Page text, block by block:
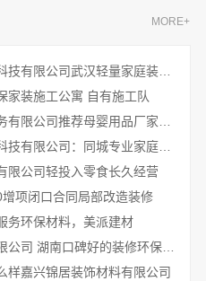
MORE+
本地快装（湖北）科技有限公司武汉轻量家庭装修新房
家装施工公寓 自有施工队
嘉兴绿色之家建材科技有限公司：同城专业家庭装修机构优质
限公司轻投入零食长久经营
项闭口合同局部改造装修
务环保材料，美派建材
湖南创益讯建筑有限公司 湖南口碑好的装修环保材料全包公司
样嘉兴锦居装饰材料有限公司